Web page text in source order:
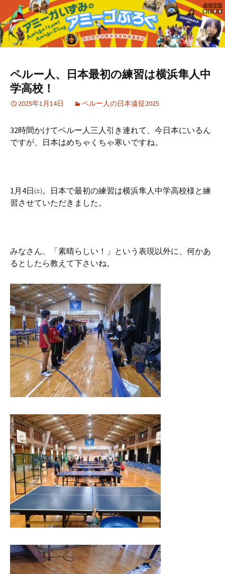
ペルー人、日本最初の練習は横浜隼人中
学高校！
2025年1月14日 ペルー人の日本遠征2025
32時間かけてペルー人三人引き連れて、今日本にいるん
ですが、日本はめちゃくちゃ寒いですね。
1月4日㈯。日本で最初の練習は横浜隼人中学高校様と練
習させていただきました。
みなさん、「素晴らしい！」という表現以外に、何かあ
るとしたら教えて下さいね。